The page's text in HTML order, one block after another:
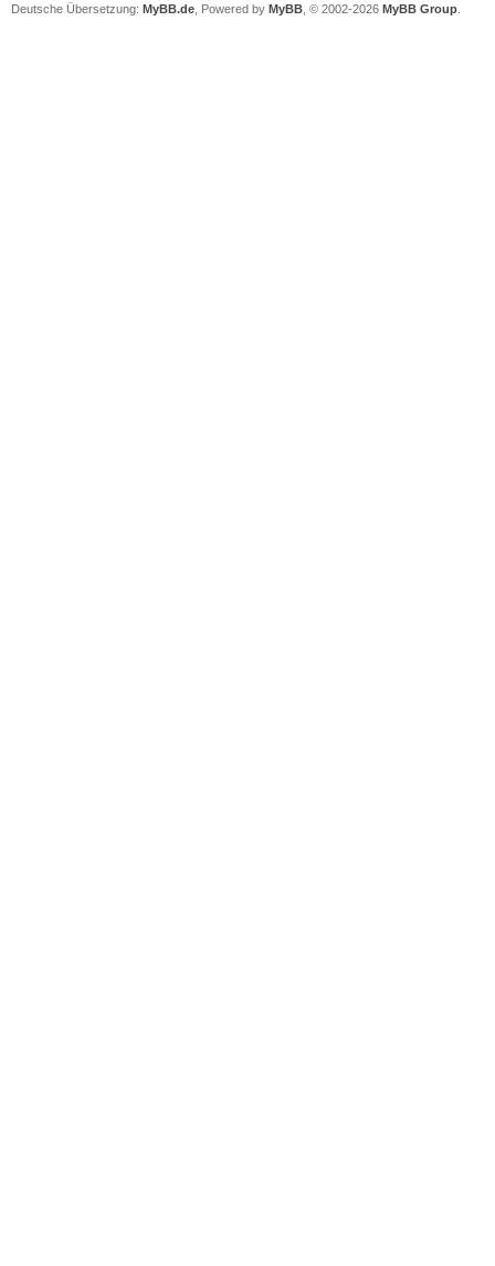
Deutsche Übersetzung: MyBB.de , Powered by MyBB , © 2002-2026 MyBB Group